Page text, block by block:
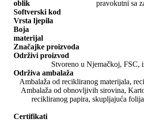
oblik
pravokutni sa
Softverski kod
Vrsta ljepila
Boja
materijal
Značajke proizvoda
Održivi proizvod
Stvoreno u Njemačkoj, FSC,
Održiva ambalaža
Ambalaža od recikliranog materijala,
Ambalaža od obnovljivih sirovina,
recikliranog papira, skupljajuća
Certifikati